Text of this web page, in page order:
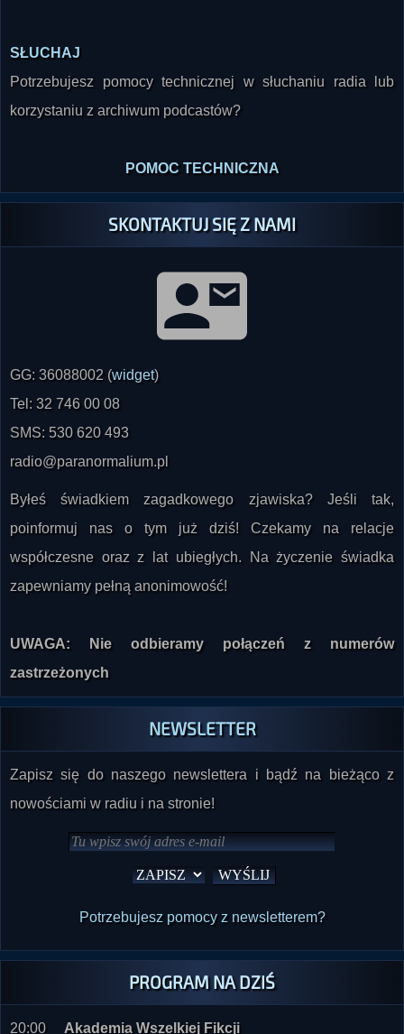
SŁUCHAJ
Potrzebujesz pomocy technicznej w słuchaniu radia lub
korzystaniu z archiwum podcastów?
POMOC TECHNICZNA
SKONTAKTUJ SIĘ Z NAMI
GG: 36088002 (widget)
Tel: 32 746 00 08
SMS: 530 620 493
radio@paranormalium.pl
Byłeś świadkiem zagadkowego zjawiska? Jeśli tak,
poinformuj nas o tym już dziś! Czekamy na relacje
współczesne oraz z lat ubiegłych. Na życzenie świadka
zapewniamy pełną anonimowość!
UWAGA: Nie odbieramy połączeń z numerów
zastrzeżonych
NEWSLETTER
Zapisz się do naszego newslettera i bądź na bieżąco z
nowościami w radiu i na stronie!
Potrzebujesz pomocy z newsletterem?
PROGRAM NA DZIŚ
20:00 Akademia Wszelkiej Fikcji